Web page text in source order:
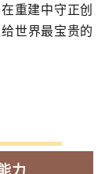
重建中守正创
世界最宝贵的